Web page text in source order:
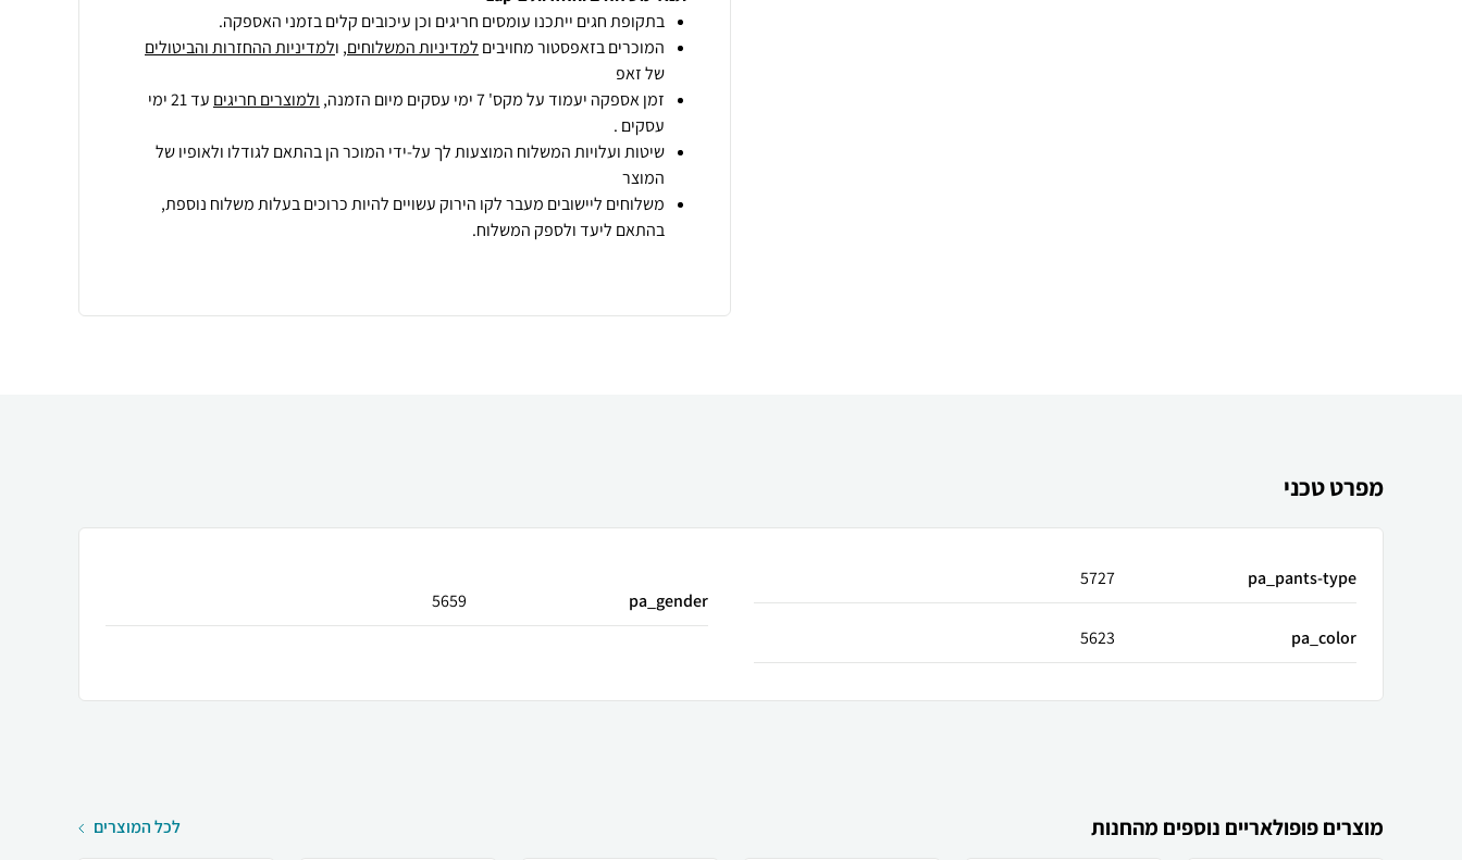
בתקופת חגים ייתכנו עומסים חריגים וכן עיכובים קלים בזמני האספקה.
המוכרים בזאפסטור מחויבים למדיניות המשלוחים, ולמדיניות ההחזרות והביטולים
של זאפ
זמן אספקה יעמוד על מקס' 7 ימי עסקים מיום הזמנה,
ולמוצרים חריגים
עד 21 ימי
עסקים .
שיטות ועלויות המשלוח המוצעות לך על-ידי המוכר הן בהתאם לגודלו ולאופיו של
המוצר
משלוחים ליישובים מעבר לקו הירוק עשויים להיות כרוכים בעלות משלוח נוספת,
בהתאם ליעד ולספק המשלוח.
מפרט טכני
pa_pants-type
5727
pa_color
5623
pa_gender
5659
מוצרים פופולאריים נוספים מהחנות לכל המוצרים